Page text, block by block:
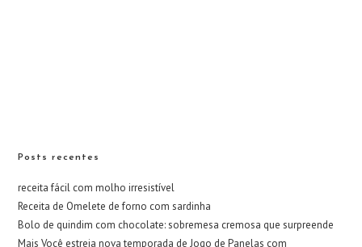
Posts recentes
receita fácil com molho irresistível
Receita de Omelete de forno com sardinha
Bolo de quindim com chocolate: sobremesa cremosa que surpreende
Mais Você estreia nova temporada de Jogo de Panelas com